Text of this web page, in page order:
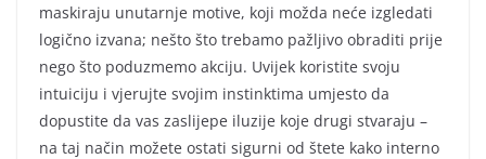
maskiraju unutarnje motive, koji možda neće izgledati
logično izvana; nešto što trebamo pažljivo obraditi prije
nego što poduzmemo akciju. Uvijek koristite svoju
intuiciju i vjerujte svojim instinktima umjesto da
dopustite da vas zaslijepe iluzije koje drugi stvaraju –
na taj način možete ostati sigurni od štete kako interno